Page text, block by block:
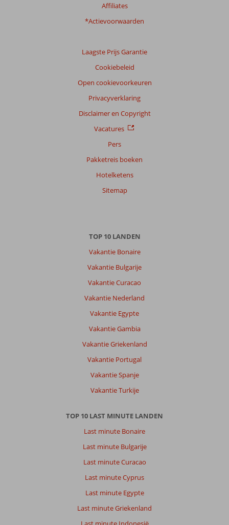
Affiliates
*Actievoorwaarden
Laagste Prijs Garantie
Cookiebeleid
Open cookievoorkeuren
Privacyverklaring
Disclaimer en Copyright
Vacatures
Pers
Pakketreis boeken
Hotelketens
Sitemap
TOP 10 LANDEN
Vakantie Bonaire
Vakantie Bulgarije
Vakantie Curacao
Vakantie Nederland
Vakantie Egypte
Vakantie Gambia
Vakantie Griekenland
Vakantie Portugal
Vakantie Spanje
Vakantie Turkije
TOP 10 LAST MINUTE LANDEN
Last minute Bonaire
Last minute Bulgarije
Last minute Curacao
Last minute Cyprus
Last minute Egypte
Last minute Griekenland